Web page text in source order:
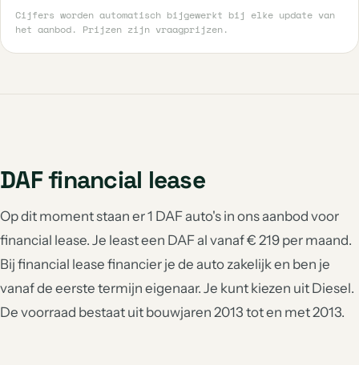
Cijfers worden automatisch bijgewerkt bij elke update van
het aanbod. Prijzen zijn vraagprijzen.
DAF financial lease
Op dit moment staan er 1 DAF auto's in ons aanbod voor
financial lease. Je least een DAF al vanaf € 219 per maand.
Bij financial lease financier je de auto zakelijk en ben je
vanaf de eerste termijn eigenaar. Je kunt kiezen uit Diesel.
De voorraad bestaat uit bouwjaren 2013 tot en met 2013.